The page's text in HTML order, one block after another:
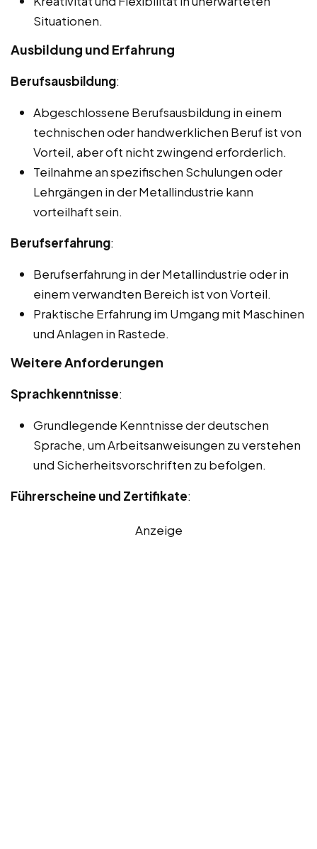
Situationen.
Ausbildung und Erfahrung
Berufsausbildung:
Abgeschlossene Berufsausbildung in einem
technischen oder handwerklichen Beruf ist von
Vorteil, aber oft nicht zwingend erforderlich.
Teilnahme an spezifischen Schulungen oder
Lehrgängen in der Metallindustrie kann
vorteilhaft sein.
Berufserfahrung:
Berufserfahrung in der Metallindustrie oder in
einem verwandten Bereich ist von Vorteil.
Praktische Erfahrung im Umgang mit Maschinen
und Anlagen in Rastede.
Weitere Anforderungen
Sprachkenntnisse:
Grundlegende Kenntnisse der deutschen
Sprache, um Arbeitsanweisungen zu verstehen
und Sicherheitsvorschriften zu befolgen.
Führerscheine und Zertifikate:
Anzeige